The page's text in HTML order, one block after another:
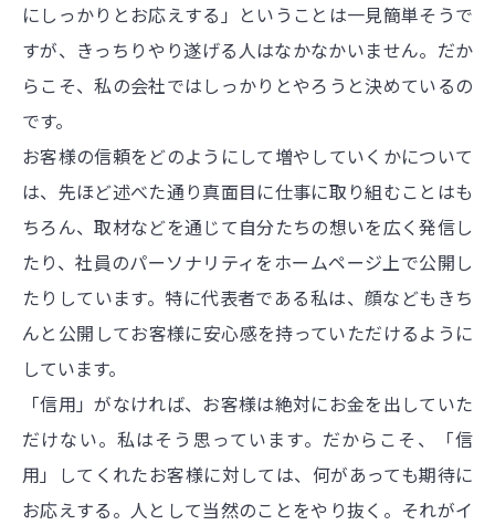
にしっかりとお応えする」ということは一見簡単そうで
すが、きっちりやり遂げる人はなかなかいません。だか
らこそ、私の会社ではしっかりとやろうと決めているの
です。
お客様の信頼をどのようにして増やしていくかについて
は、先ほど述べた通り真面目に仕事に取り組むことはも
ちろん、取材などを通じて自分たちの想いを広く発信し
たり、社員のパーソナリティをホームページ上で公開し
たりしています。特に代表者である私は、顔などもきち
んと公開してお客様に安心感を持っていただけるように
しています。
「信用」がなければ、お客様は絶対にお金を出していた
だけない。私はそう思っています。だからこそ、「信
用」してくれたお客様に対しては、何があっても期待に
お応えする。人として当然のことをやり抜く。それがイ